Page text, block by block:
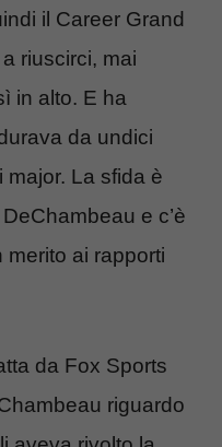
il Career Grand
riuscirci, mai
in alto. E ha
da undici
major. La sfida è
e c’è
ai rapporti
da Fox Sports
riguardo